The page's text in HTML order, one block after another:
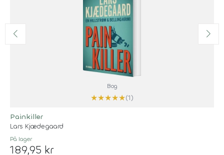
Bog
★★★★★(1)
Painkiller
Lars Kjædegaard
På lager
189,95 kr